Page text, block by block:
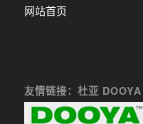
网站首页
友情链接：杜亚 DOOYA